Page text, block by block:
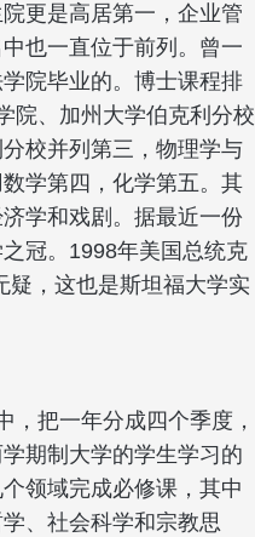
更是高居第一，企业管
也一直位于前列。曾一
院毕业的。博士课程排
院、加州大学伯克利分校
校并列第三，物理学与
学第四，化学第五。其
学和戏剧。据最近一份
冠。1998年美国总统克
疑，这也是斯坦福大学实
把一年分成四个季度，
期制大学的学生学习的
领域完成必修课，其中
、社会科学和宗教思